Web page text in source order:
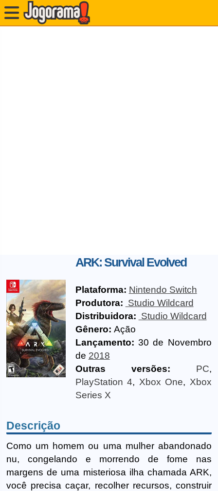
ARK: Survival Evolved
Plataforma: Nintendo Switch
Produtora: Studio Wildcard
Distribuidora: Studio Wildcard
Gênero: Ação
Lançamento: 30 de Novembro
de 2018
Outras versões:
PC,
PlayStation 4, Xbox One, Xbox
Series X
Descrição
Como um homem ou uma mulher abandonado
nu, congelando e morrendo de fome nas
margens de uma misteriosa ilha chamada ARK,
você precisa caçar, recolher recursos, construir